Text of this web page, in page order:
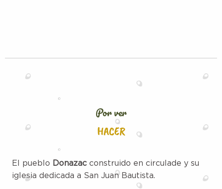
Por ver
HACER
El pueblo Donazac construido en circulade y su
iglesia dedicada a San Juan Bautista.